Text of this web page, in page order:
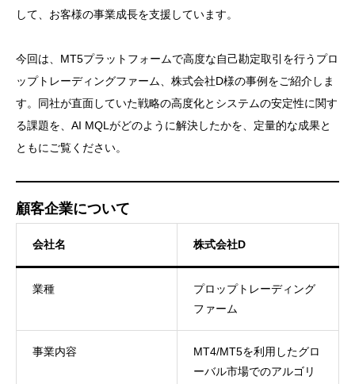
して、お客様の事業成長を支援しています。
今回は、MT5プラットフォームで高度な自己勘定取引を行うプロ
ップトレーディングファーム、株式会社D様の事例をご紹介しま
す。同社が直面していた戦略の高度化とシステムの安定性に関す
る課題を、AI MQLがどのように解決したかを、定量的な成果と
ともにご覧ください。
顧客企業について
会社名 株式会社D
業種
プロップトレーディング
ファーム
事業内容
MT4/MT5を利用したグロ
ーバル市場でのアルゴリ